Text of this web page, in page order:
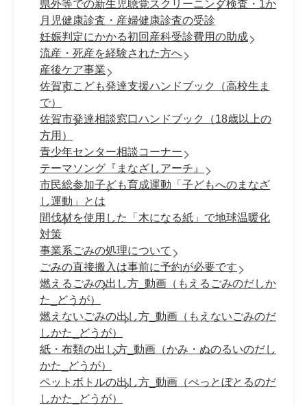
県外等での新生児聴覚スクリーニング検査・1か
月児健康診査・産婦健康診査の受診
妊娠判定にかかる初回産科受診費用の助成
流産・死産を経験された方へ
産後ケア事業
佐賀市こども発達支援ハンドブック（高校生ま
で）
佐賀市発達相談窓口ハンドブック（18歳以上の
方用）
青少年センター相談コーナー
テーマソング『まなざしアーチ』
市民総参加子ども育成運動「子どもへのまなざ
し運動」とは
間伐材を使用した「木になる紙」で地球温暖化
対策
事業系ごみの処理について
ごみの直接搬入は事前に予約が必要です
燃えるごみの出し方_動画（もえるごみのだしか
た_どうが）
燃えないごみの出し方_動画（もえないごみのだ
しかた_どうが）
紙・布類の出し方_動画（かみ・ぬのるいのだし
かた_どうが）
ペットボトルの出し方_動画（ぺっとぼとるのだ
しかた_どうが）